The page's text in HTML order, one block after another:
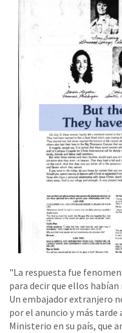
"La respuesta fue
para decir que ellos
Un embajador extranjero
por el anuncio y más tarde
Ministerio en su país, que